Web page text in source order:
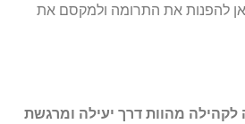
להפנות את התרומה ולמקסם את
לקהילה מהוות דרך יעילה ומרגשת